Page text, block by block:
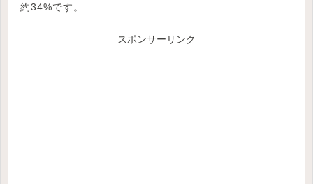
約34%です。
スポンサーリンク